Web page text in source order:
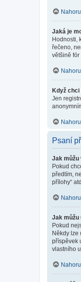
Nahoru
Jaká je
Hodnosti,
řečeno,
většině
Nahoru
Když chci
Jen
Nahoru
Psaní
Jak můžu
Pokud
předtím,
přílohy“ atd.
Nahoru
Jak můžu
Pokud
Někdy lze
příspěvek
vlastního
Nahoru